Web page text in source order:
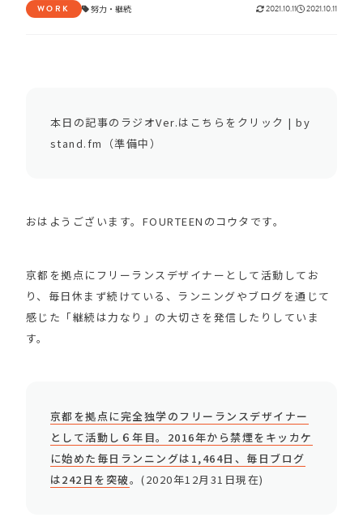
WORK 努力・ 継続 2021.10.11 2021.10.11
本日の記事のラジオVer.はこちらをクリック | by
stand.fm（準備中）
おはようございます。FOURTEENのコウタです。
京都を拠点にフリーランスデザイナーとして活動してお
り、毎日休まず続けている、ランニングやブログを通じて
感じた「継続は力なり」の大切さを発信したりしていま
す。
京都を拠点に完全独学のフリーランスデザイナー
として活動し６年目。2016年から禁煙をキッカケ
に始めた毎日ランニングは1,464日、毎日ブログ
は242日を突破。(2020年12月31日現在)